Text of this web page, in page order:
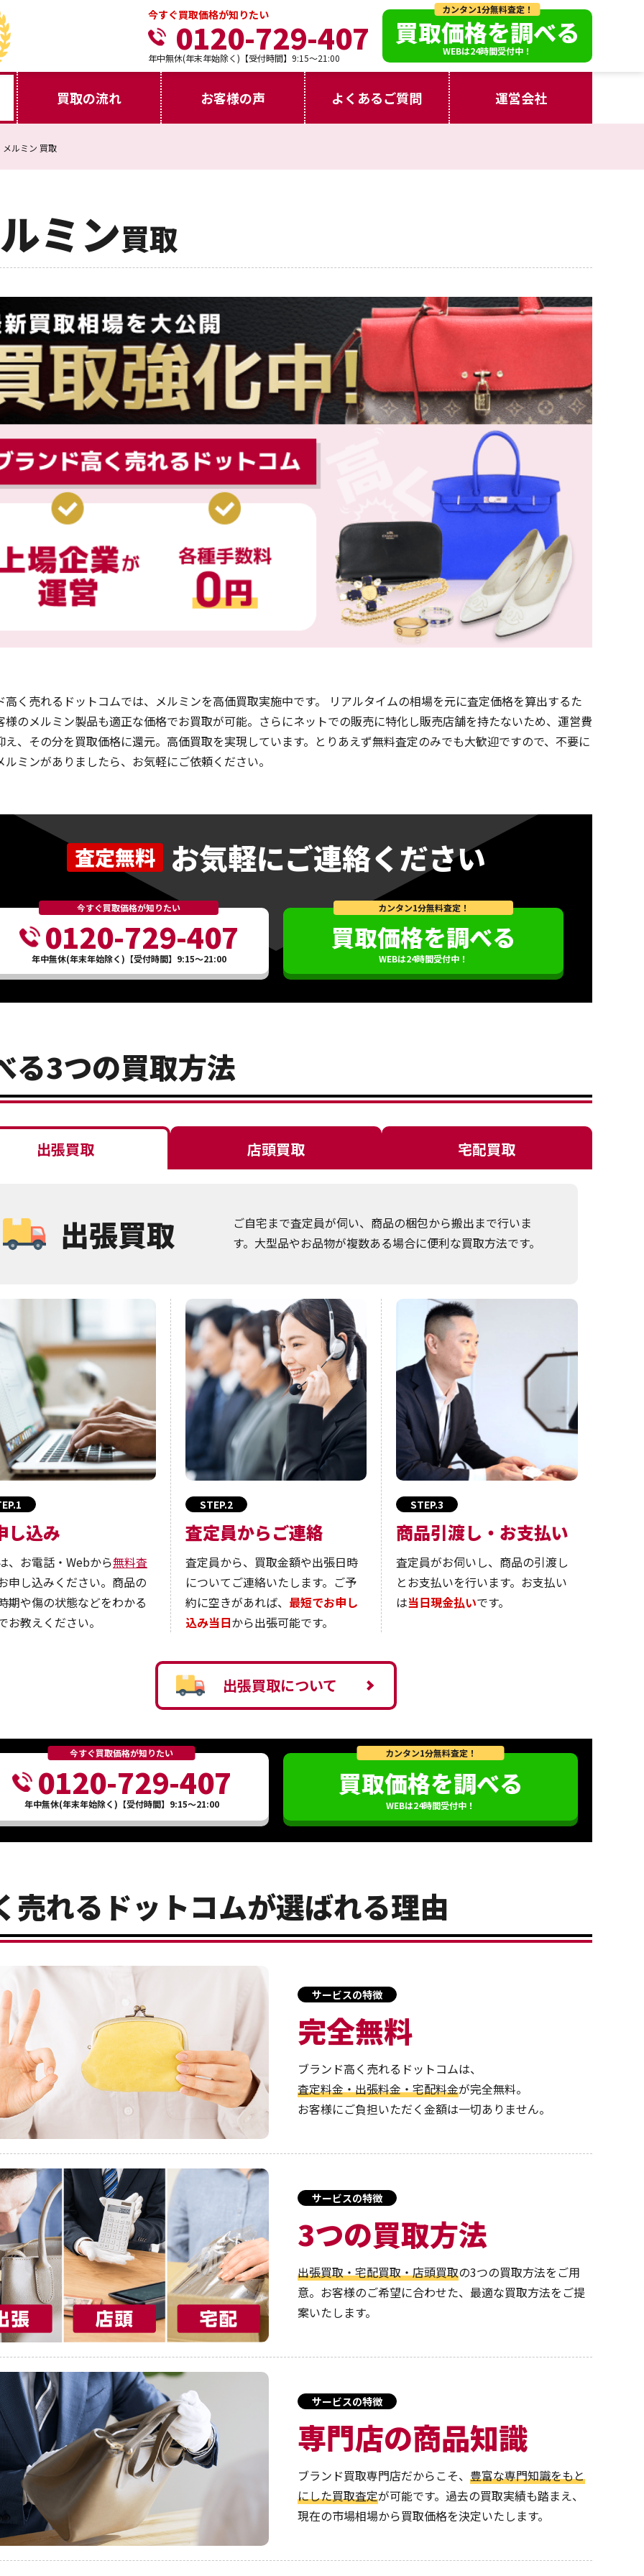
今すぐ買取価格が知りたい
0120-729-407
年中無休(年末年始除く)【受付時間】9:15～21:00
カンタン1分無料査定！
買取価格を調べる
WEBは24時間受付中！
買取の流れ お客様の声 よくあるご質問 運営会社
メルミン 買取
ミン買取
高く売れるドットコムでは、メルミンを高価買取実施中です。 リアルタイムの相場を元に査定価格を算出するた
様のメルミン製品も適正な価格でお買取が可能。さらにネットでの販売に特化し販売店舗を持たないため、運営費
え、その分を買取価格に還元。高価買取を実現しています。とりあえず無料査定のみでも大歓迎ですので、不要に
ルミンがありましたら、お気軽にご依頼ください。
査定無料 お気軽にご連絡ください
今すぐ買取価格が知りたい
0120-729-407
年中無休(年末年始除く)【受付時間】9:15～21:00
カンタン1分無料査定！
買取価格を調べる
WEBは24時間受付中！
る3つの買取方法
出張買取 店頭買取 宅配買取
出張買取
ご自宅まで査定員が伺い、商品の梱包から搬出まで行いま
す。大型品やお品物が複数ある場合に便利な買取方法です。
し込み
、お電話・Webから無料査
申し込みください。商品の
期や傷の状態などをわかる
お教えください。
STEP.2
査定員からご連絡
査定員から、買取金額や出張日時
についてご連絡いたします。ご予
約に空きがあれば、 最短でお申し
込み当日から出張可能です。
STEP.3
商品引渡し・お支払い
査定員がお伺いし、商品の引渡し
とお支払いを行います。お支払い
は当日現金払いです。
出張買取について
今すぐ買取価格が知りたい
0120-729-407
年中無休(年末年始除く)【受付時間】9:15～21:00
カンタン1分無料査定！
買取価格を調べる
WEBは24時間受付中！
売れるドットコムが選ばれる理由
サービスの特徴
完全無料
ブランド高く売れるドットコムは、
査定料金・出張料金・宅配料金が完全無料。
お客様にご負担いただく金額は一切ありません。
サービスの特徴
3つの買取方法
出張買取・宅配買取・店頭買取の3つの買取方法をご用
意。お客様のご希望に合わせた、最適な買取方法をご提
案いたします。
サービスの特徴
専門店の商品知識
ブランド買取専門店だからこそ、 豊富な専門知識をもと
にした買取査定が可能です。過去の買取実績も踏まえ、
現在の市場相場から買取価格を決定いたします。